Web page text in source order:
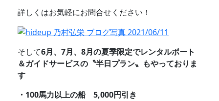
詳しくはお気軽にお問合せください！
そして6月、7月、8月の夏季限定でレンタルボート
＆ガイドサービスの〝半日プラン〟もやっておりま
す
・100馬力以上の船 5,000円引き